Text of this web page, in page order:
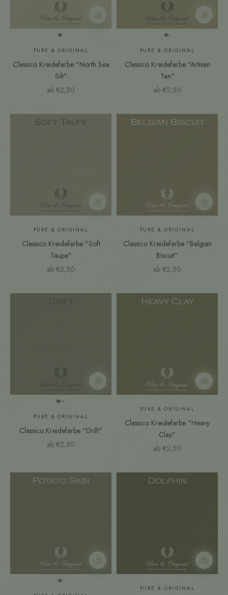
PURE & ORIGINAL
Classico Kreidefarbe "North Sea
Silt"
Angebot
ab €2,50
PURE & ORIGINAL
Classico Kreidefarbe "Artisan
Tan"
Angebot
ab €2,50
PURE & ORIGINAL
Classico Kreidefarbe "Soft
Taupe"
Angebot
ab €2,50
PURE & ORIGINAL
Classico Kreidefarbe "Belgian
Biscuit"
Angebot
ab €2,50
Farbmuster
PURE & ORIGINAL
Classico Kreidefarbe "Drift"
Angebot
ab €2,50
PURE & ORIGINAL
Classico Kreidefarbe "Heavy
Clay"
Angebot
ab €2,50
Farbmuster
PURE & ORIGINAL